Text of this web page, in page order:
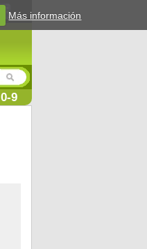
0-9
Más información